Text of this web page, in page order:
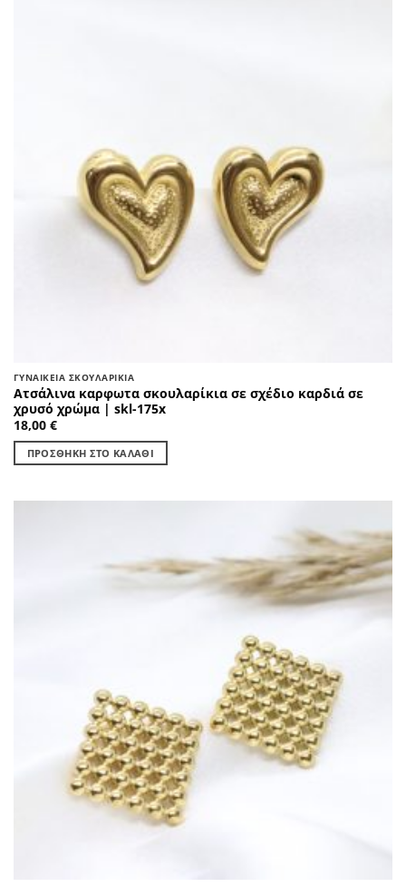
ΓΥΝΑΙΚΕΊΑ ΣΚΟΥΛΑΡΊΚΙΑ
Ατσάλινα καρφωτα σκουλαρίκια σε σχέδιο καρδιά σε
χρυσό χρώμα | skl-175x
18,00 €
ΠΡΟΣΘΉΚΗ ΣΤΟ ΚΑΛΆΘΙ